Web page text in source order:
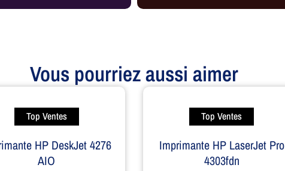
Vous pourriez aussi aimer
Top Ventes
HP DeskJet 4276
AIO
Top Ventes
Imprimante HP LaserJet Pro
4303fdn